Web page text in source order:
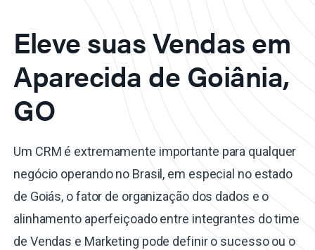
Eleve suas Vendas em
Aparecida de Goiânia,
GO
Um CRM é extremamente importante para qualquer
negócio operando no Brasil, em especial no estado
de Goiás, o fator de organização dos dados e o
alinhamento aperfeiçoado entre integrantes do time
de Vendas e Marketing pode definir o sucesso ou o